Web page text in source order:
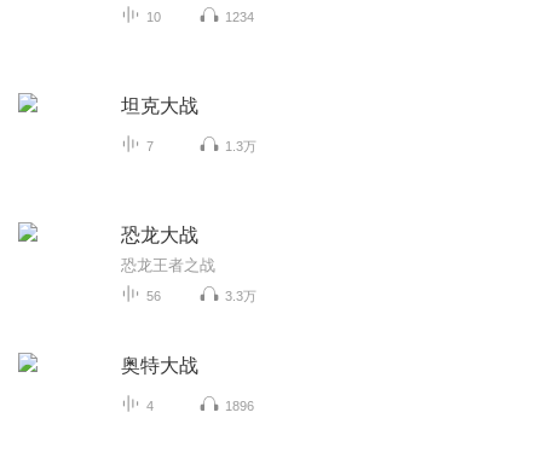
10 1234
坦克大战
7 1.3万
恐龙大战
恐龙王者之战
56 3.3万
奥特大战
4 1896